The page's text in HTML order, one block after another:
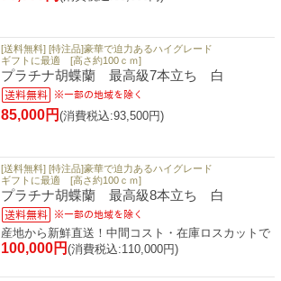
[送料無料] [特注品]豪華で迫力あるハイグレード
ギフトに最適 [高さ約100ｃｍ]
プラチナ胡蝶蘭 最高級7本立ち 白
85,000円 (消費税込:93,500円)
[送料無料] [特注品]豪華で迫力あるハイグレード
ギフトに最適 [高さ約100ｃｍ]
プラチナ胡蝶蘭 最高級8本立ち 白
産地から新鮮直送！中間コスト・在庫ロスカットで
100,000円 (消費税込:110,000円)